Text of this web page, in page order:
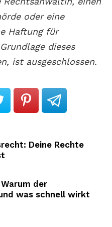
oder eine
Haftung für
dieses
ist ausgeschlossen.
Deine Rechte
der
was schnell wirkt